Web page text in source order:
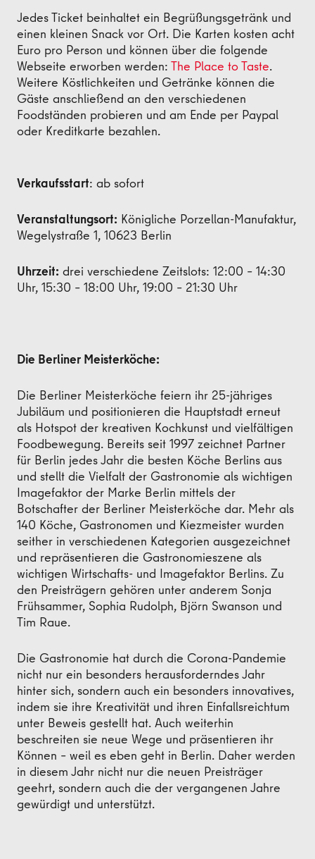
Jedes Ticket beinhaltet ein Begrüßungsgetränk und
einen kleinen Snack vor Ort. Die Karten kosten acht
Euro pro Person und können über die folgende
Webseite erworben werden: The Place to Taste.
Weitere Köstlichkeiten und Getränke können die
Gäste anschließend an den verschiedenen
Foodständen probieren und am Ende per Paypal
oder Kreditkarte bezahlen.
Verkaufsstart: ab sofort
Veranstaltungsort: Königliche Porzellan-Manufaktur,
Wegelystraße 1, 10623 Berlin
Uhrzeit: drei verschiedene Zeitslots: 12:00 – 14:30
Uhr, 15:30 – 18:00 Uhr, 19:00 – 21:30 Uhr
Die Berliner Meisterköche:
Die Berliner Meisterköche feiern ihr 25-jähriges
Jubiläum und positionieren die Hauptstadt erneut
als Hotspot der kreativen Kochkunst und vielfältigen
Foodbewegung. Bereits seit 1997 zeichnet Partner
für Berlin jedes Jahr die besten Köche Berlins aus
und stellt die Vielfalt der Gastronomie als wichtigen
Imagefaktor der Marke Berlin mittels der
Botschafter der Berliner Meisterköche dar. Mehr als
140 Köche, Gastronomen und Kiezmeister wurden
seither in verschiedenen Kategorien ausgezeichnet
und repräsentieren die Gastronomieszene als
wichtigen Wirtschafts- und Imagefaktor Berlins. Zu
den Preisträgern gehören unter anderem Sonja
Frühsammer, Sophia Rudolph, Björn Swanson und
Tim Raue.
Die Gastronomie hat durch die Corona-Pandemie
nicht nur ein besonders herausforderndes Jahr
hinter sich, sondern auch ein besonders innovatives,
indem sie ihre Kreativität und ihren Einfallsreichtum
unter Beweis gestellt hat. Auch weiterhin
beschreiten sie neue Wege und präsentieren ihr
Können – weil es eben geht in Berlin. Daher werden
in diesem Jahr nicht nur die neuen Preisträger
geehrt, sondern auch die der vergangenen Jahre
gewürdigt und unterstützt.